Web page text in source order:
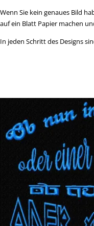
Wenn Sie kein genaues Bild
auf ein Blatt Papier machen
In jeden Schritt des Designs